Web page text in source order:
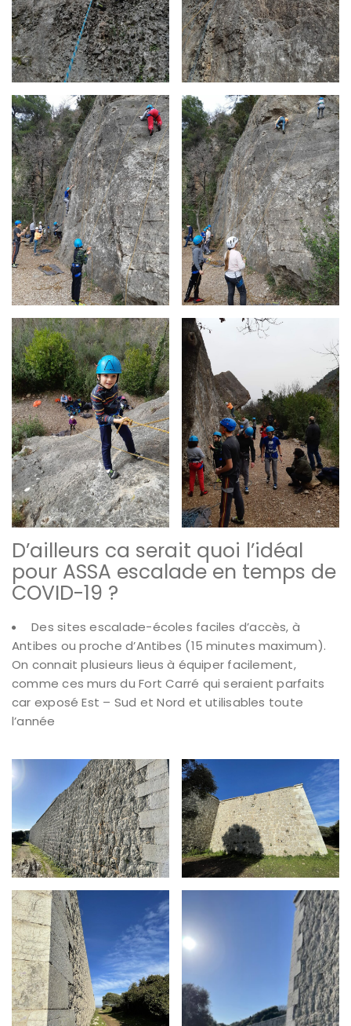
D’ailleurs ca serait quoi l’idéal
pour ASSA escalade en temps de
COVID-19 ?
Des sites escalade-écoles faciles d’accès, à
Antibes ou proche d’Antibes (15 minutes maximum).
On connait plusieurs lieus à équiper facilement,
comme ces murs du Fort Carré qui seraient parfaits
car exposé Est – Sud et Nord et utilisables toute
l’année